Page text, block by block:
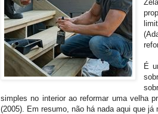
É
simples no interior ao reformar uma velha
(2005). Em resumo, não há nada aqui que já